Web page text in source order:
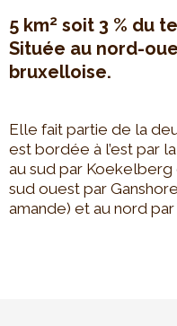
5 km2 soit 3 % du
Située au nord-
bruxelloise.
Elle fait partie de la
est bordée à l’est par
au sud par
sud ouest par
amande) et au nord